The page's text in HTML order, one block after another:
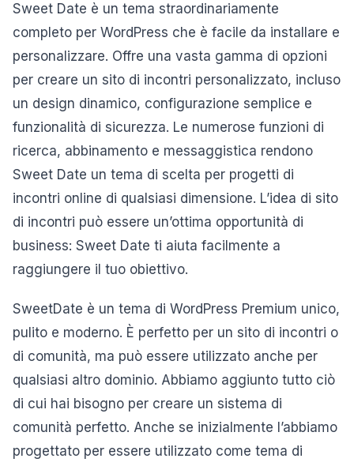
Sweet Date è un tema straordinariamente
completo per WordPress che è facile da installare e
personalizzare. Offre una vasta gamma di opzioni
per creare un sito di incontri personalizzato, incluso
un design dinamico, configurazione semplice e
funzionalità di sicurezza. Le numerose funzioni di
ricerca, abbinamento e messaggistica rendono
Sweet Date un tema di scelta per progetti di
incontri online di qualsiasi dimensione. L’idea di sito
di incontri può essere un’ottima opportunità di
business: Sweet Date ti aiuta facilmente a
raggiungere il tuo obiettivo.
SweetDate è un tema di WordPress Premium unico,
pulito e moderno. È perfetto per un sito di incontri o
di comunità, ma può essere utilizzato anche per
qualsiasi altro dominio. Abbiamo aggiunto tutto ciò
di cui hai bisogno per creare un sistema di
comunità perfetto. Anche se inizialmente l’abbiamo
progettato per essere utilizzato come tema di